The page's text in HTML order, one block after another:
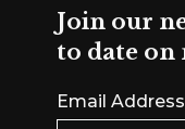
Join our
to date on
Email